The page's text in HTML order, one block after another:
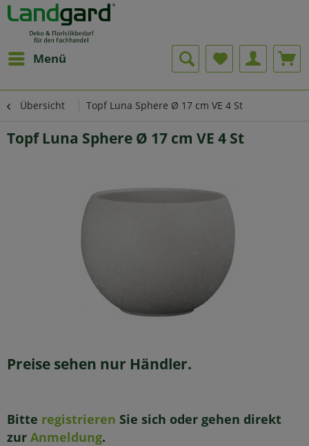
Menü
Übersicht Topf Luna Sphere Ø 17 cm VE 4 St
Topf Luna Sphere Ø 17 cm VE 4 St
Preise sehen nur Händler.
Bitte registrieren Sie sich oder gehen direkt
zur Anmeldung.